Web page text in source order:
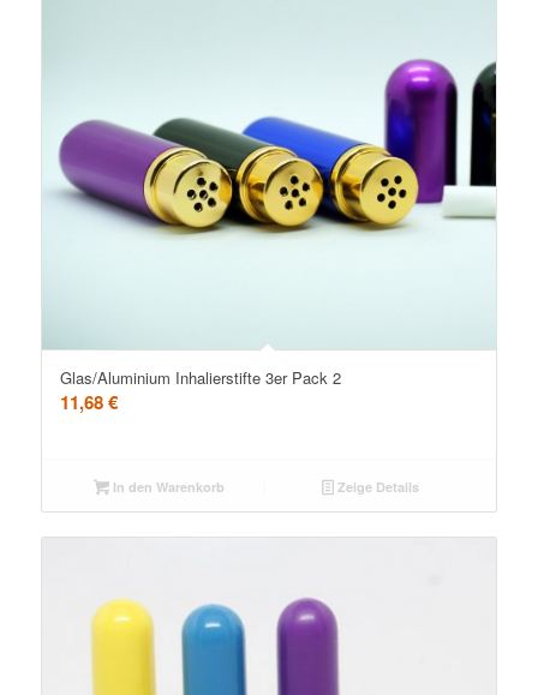
Glas/Aluminium Inhalierstifte 3er Pack 2
11,68€
In den Warenkorb Zeige Details